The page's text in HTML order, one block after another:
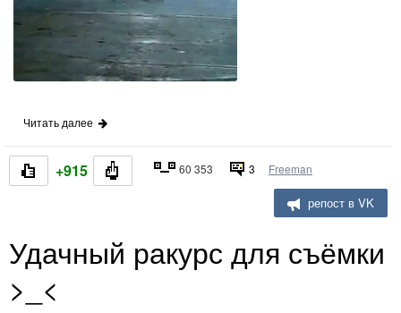
Читать далее
+915 60 353 3 Freeman
репост в VK
Удачный ракурс для съёмки
>_<